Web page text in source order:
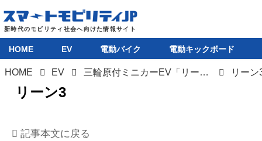
HOME
HOME EV 電動バイク 電動キックボード
HOME EV 三輪原付ミニカーEV「リーン3」の事業向け、リーンモビリティが累計8億円の資金を調達 リーン
リーン3
記事本文に戻る